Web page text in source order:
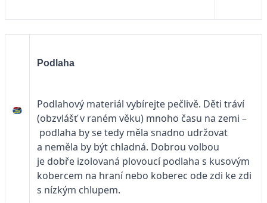
Podlaha
Podlahový materiál vybírejte pečlivě. Děti tráví
(obzvlášť v raném věku) mnoho času na zemi –
podlaha by se tedy měla snadno udržovat
a neměla by být chladná. Dobrou volbou
je dobře izolovaná plovoucí podlaha s kusovým
kobercem na hraní nebo koberec ode zdi ke zdi
s nízkým chlupem.